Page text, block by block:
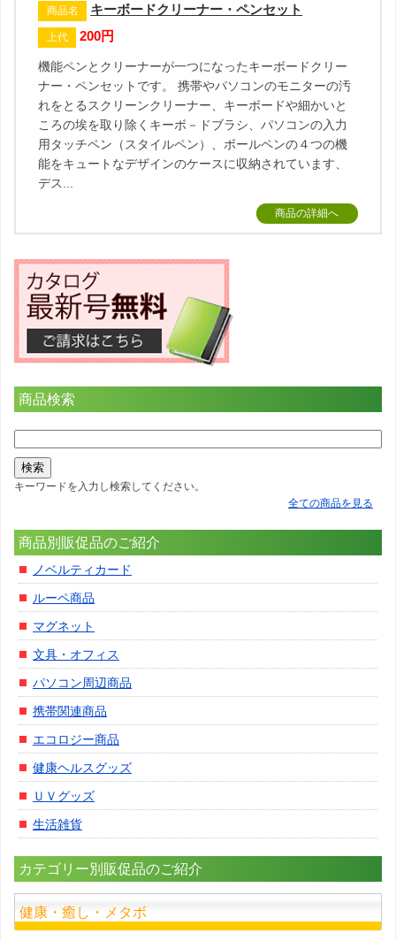
商品名 キーボードクリーナー・ペンセット
上代 200円
機能ペンとクリーナーが一つになったキーボードクリー
ナー・ペンセットです。 携帯やパソコンのモニターの汚
れをとるスクリーンクリーナー、キーボードや細かいと
ころの埃を取り除くキーボ－ドブラシ、パソコンの入力
用タッチペン（スタイルペン）、ボールペンの４つの機
能をキュートなデザインのケースに収納されています、
デス...
商品の詳細へ
商品検索
キーワードを入力し検索してください。
全ての商品を見る
商品別販促品のご紹介
ノベルティカード
ルーペ商品
マグネット
文具・オフィス
パソコン周辺商品
携帯関連商品
エコロジー商品
健康ヘルスグッズ
ＵＶグッズ
生活雑貨
カテゴリー別販促品のご紹介
健康・癒し・メタボ